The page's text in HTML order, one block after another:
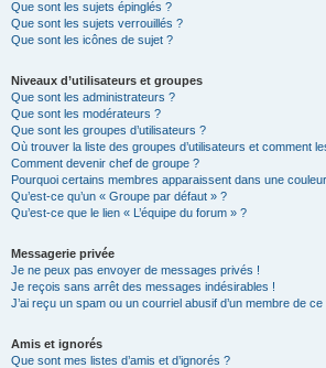
Que sont les sujets épinglés ?
Que sont les sujets verrouillés ?
Que sont les icônes de sujet ?
Niveaux d’utilisateurs et groupes
Que sont les administrateurs ?
Que sont les modérateurs ?
Que sont les groupes d’utilisateurs ?
Où trouver la liste des groupes d’utilisateurs et comment
Comment devenir chef de groupe ?
Pourquoi certains membres apparaissent dans une
Qu’est-ce qu’un « Groupe par défaut » ?
Qu’est-ce que le lien « L’équipe du forum » ?
Messagerie privée
Je ne peux pas envoyer de messages privés !
Je reçois sans arrêt des messages indésirables !
J’ai reçu un spam ou un courriel abusif d’un membre de ce
Amis et ignorés
Que sont mes listes d’amis et d’ignorés ?